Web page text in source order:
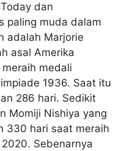
dan
paling muda dalam
adalah Marjorie
asal Amerika
medali
1936. Saat itu
286 hari. Sedikit
Momiji Nishiya yang
330 hari saat meraih
Sebenarnya